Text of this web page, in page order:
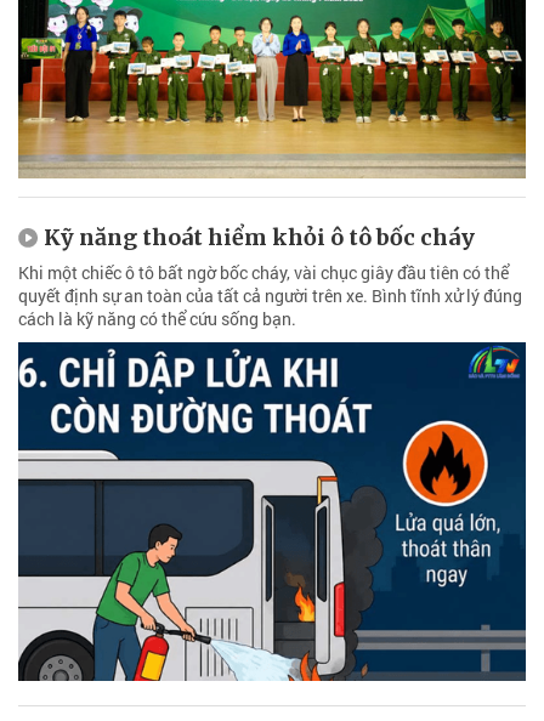
Kỹ năng thoát hiểm khỏi ô tô bốc cháy
Khi một chiếc ô tô bất ngờ bốc cháy, vài chục giây đầu tiên có thể
quyết định sự an toàn của tất cả người trên xe. Bình tĩnh xử lý đúng
cách là kỹ năng có thể cứu sống bạn.